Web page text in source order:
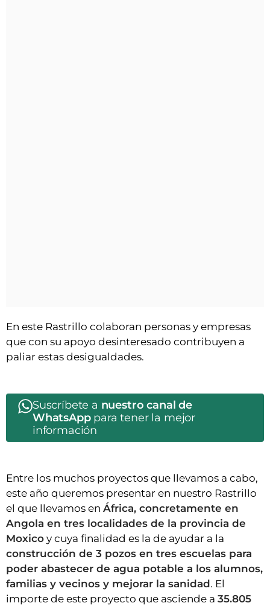
En este Rastrillo colaboran personas y empresas
que con su apoyo desinteresado contribuyen a
paliar estas desigualdades.
Suscríbete a nuestro canal de
WhatsApppara tener la mejor
información
Entre los muchos proyectos que llevamos a cabo,
este año queremos presentar en nuestro Rastrillo
el que llevamos en África, concretamente en
Angola en tres localidades de la provincia de
Moxico y cuya finalidad es la de ayudar a la
construcción de 3 pozos en tres escuelas para
poder abastecer de agua potable a los alumnos,
familias y vecinos y mejorar la sanidad. El
importe de este proyecto que asciende a 35.805